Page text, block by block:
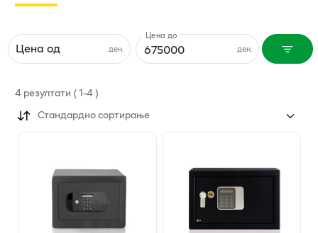
ден.
Цена од ден.
Цена до
4резултати (1-4)
Стандардно сортирање